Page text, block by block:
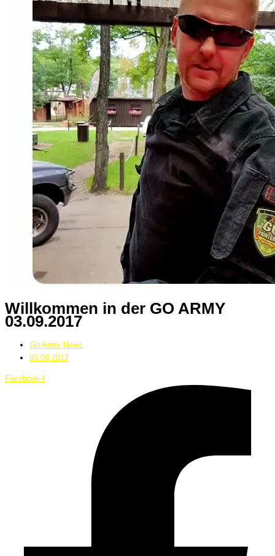
Willkommen in der GO ARMY
03.09.2017
Go Army News
03.09.2017
Facebook-f